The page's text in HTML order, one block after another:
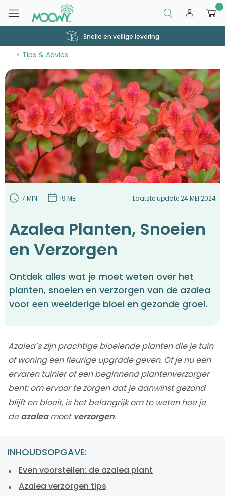
Snelle en veilige levering
Tips & Advies
7 MIN 19 MEI Laatste update:24 MEI 2024
Azalea Planten, Snoeien
en Verzorgen
Ontdek alles wat je moet weten over het
planten, snoeien en verzorgen van de azalea
voor een weelderige bloei en gezonde groei.
Azalea’s zijn prachtige bloeiende planten die je tuin
of woning een fleurige upgrade geven. Of je nu een
ervaren tuinier of een beginnend plantenverzorger
bent: om ervoor te zorgen dat je aanwinst gezond
blijft en bloeit, is het belangrijk om te weten hoe je
deazaleamoetverzorgen.
INHOUDSOPGAVE:
Even voorstellen: de azalea plant
Azalea verzorgen tips